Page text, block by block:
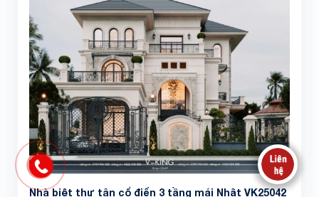
Nhà biệt thự tân cổ điển 3 tầng mái Nhật VK25042